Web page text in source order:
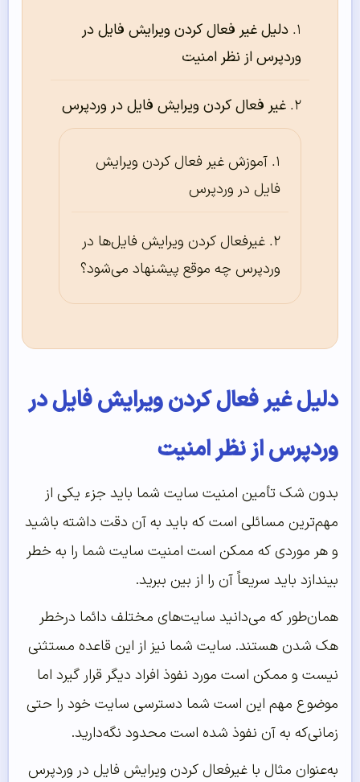
دلیل غیر فعال کردن ویرایش فایل در
وردپرس از نظر امنیت
غیر فعال کردن ویرایش فایل در وردپرس
آموزش غیر فعال کردن ویرایش
فایل در وردپرس
غیرفعال کردن ویرایش فایل‌‌ها در
وردپرس چه موقع پیشنهاد می‌‌شود؟
دلیل غیر فعال کردن ویرایش فایل در
وردپرس از نظر امنیت
بدون شک تأمین امنیت سایت شما باید جزء یکی از
مهم‌ترین مسائلی است که باید به آن دقت داشته باشید
و هر موردی که ممکن است امنیت سایت شما را به خطر
بیندازد باید سریعاً آن را از بین ببرید.
همان‌طور که می‌دانید سایت‌های مختلف دائما درخطر
هک شدن هستند. سایت شما نیز از این قاعده مستثنی
نیست و ممکن است مورد نفوذ افراد دیگر قرار گیرد اما
موضوع مهم این است شما دسترسی سایت خود را حتی
زمانی‌که به آن نفوذ شده است محدود نگه‌دارید.
به‌عنوان مثال با غیرفعال کردن ویرایش فایل در وردپرس